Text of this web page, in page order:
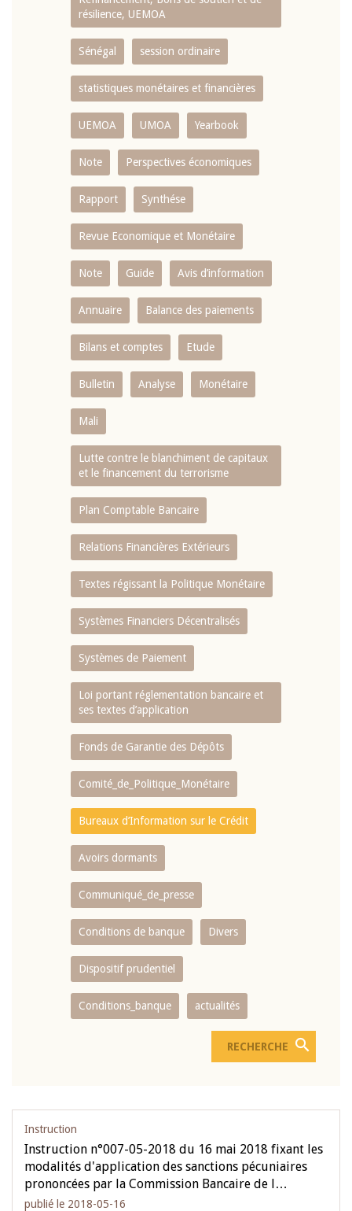
résilience, UEMOA
Sénégal session ordinaire
statistiques monétaires et financières
UEMOA UMOA Yearbook
Note Perspectives économiques
Rapport Synthése
Revue Economique et Monétaire
Note Guide Avis d’information
Annuaire Balance des paiements
Bilans et comptes Etude
Bulletin Analyse Monétaire
Mali
Lutte contre le blanchiment de capitaux
et le financement du terrorisme
Plan Comptable Bancaire
Relations Financières Extérieurs
Textes régissant la Politique Monétaire
Systèmes Financiers Décentralisés
Systèmes de Paiement
Loi portant réglementation bancaire et
ses textes d’application
Fonds de Garantie des Dépôts
Comité_de_Politique_Monétaire
Bureaux d’Information sur le Crédit
Avoirs dormants
Communiqué_de_presse
Conditions de banque Divers
Dispositif prudentiel
Conditions_banque actualités
Instruction
Instruction n°007-05-2018 du 16 mai 2018 fixant les
modalités d'application des sanctions pécuniaires
prononcées par la Commission Bancaire de l…
publié le 2018-05-16